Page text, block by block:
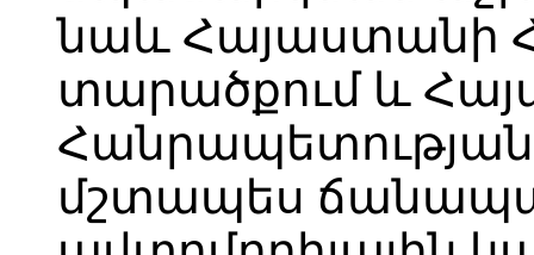
նաև Հայաստանի
տարածքում և
մշտապես